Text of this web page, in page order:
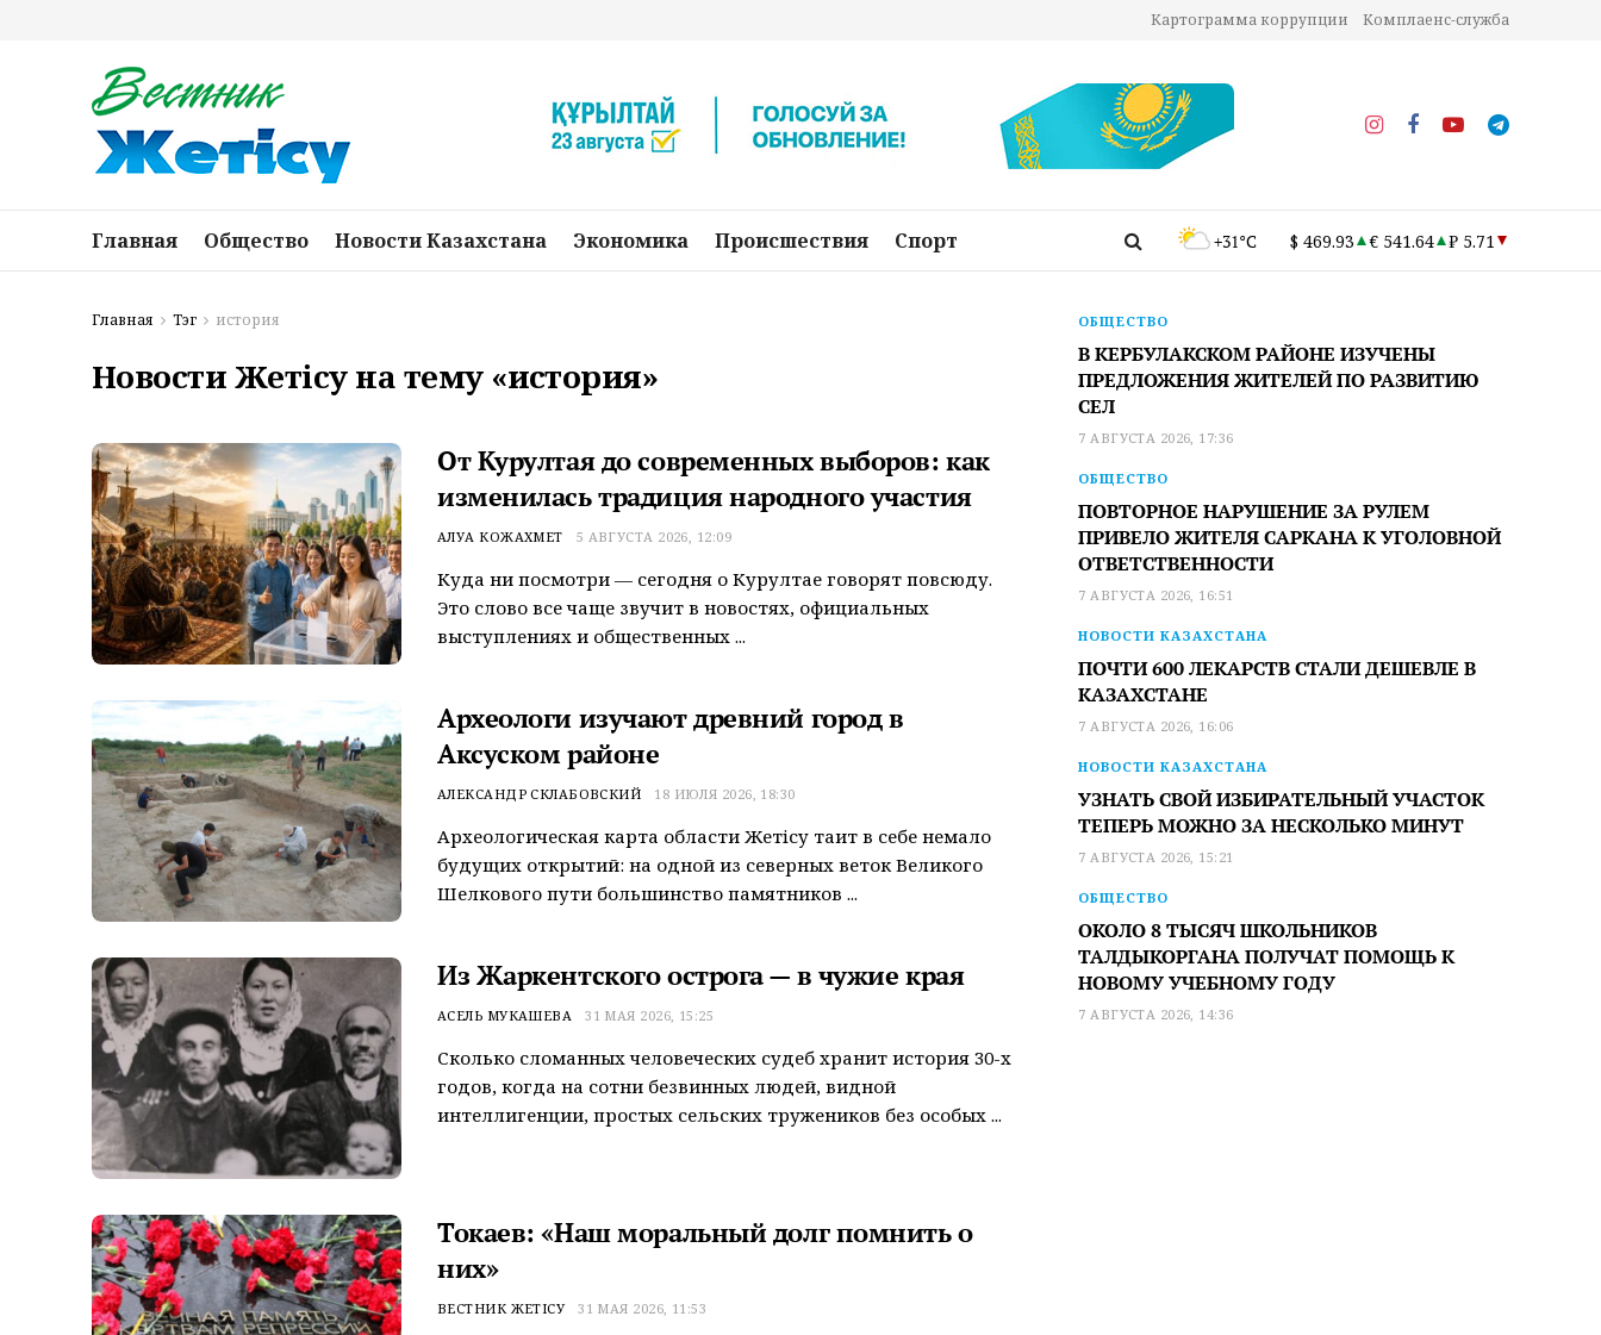
Картограмма коррупции Комплаенс-служба
Главная Общество Новости Казахстана Экономика Происшествия Спорт +31°C $ 469.93 € 541.64 ₽ 5.71
Главная Тэг история
Новости Жетісу на тему «история»
От Курултая до современных выборов: как
изменилась традиция народного участия
АЛУА КОЖАХМЕТ 5 АВГУСТА 2026, 12:09
Куда ни посмотри — сегодня о Курултае говорят повсюду.
Это слово все чаще звучит в новостях, официальных
выступлениях и общественных ...
Археологи изучают древний город в
Аксуском районе
АЛЕКСАНДР СКЛАБОВСКИЙ 18 ИЮЛЯ 2026, 18:30
Археологическая карта области Жетiсу таит в себе немало
будущих открытий: на одной из северных веток Великого
Шелкового пути большинство памятников ...
Из Жаркентского острога — в чужие края
АСЕЛЬ МУКАШЕВА 31 МАЯ 2026, 15:25
Сколько сломанных человеческих судеб хранит история 30-х
годов, когда на сотни безвинных людей, видной
интеллигенции, простых сельских тружеников без особых ...
Токаев: «Наш моральный долг помнить о
них»
ВЕСТНИК ЖЕТІСУ 31 МАЯ 2026, 11:53
ОБЩЕСТВО
В КЕРБУЛАКСКОМ РАЙОНЕ ИЗУЧЕНЫ
ПРЕДЛОЖЕНИЯ ЖИТЕЛЕЙ ПО РАЗВИТИЮ
СЕЛ
7 АВГУСТА 2026, 17:36
ОБЩЕСТВО
ПОВТОРНОЕ НАРУШЕНИЕ ЗА РУЛЕМ
ПРИВЕЛО ЖИТЕЛЯ САРКАНА К УГОЛОВНОЙ
ОТВЕТСТВЕННОСТИ
7 АВГУСТА 2026, 16:51
НОВОСТИ КАЗАХСТАНА
ПОЧТИ 600 ЛЕКАРСТВ СТАЛИ ДЕШЕВЛЕ В
КАЗАХСТАНЕ
7 АВГУСТА 2026, 16:06
НОВОСТИ КАЗАХСТАНА
УЗНАТЬ СВОЙ ИЗБИРАТЕЛЬНЫЙ УЧАСТОК
ТЕПЕРЬ МОЖНО ЗА НЕСКОЛЬКО МИНУТ
7 АВГУСТА 2026, 15:21
ОБЩЕСТВО
ОКОЛО 8 ТЫСЯЧ ШКОЛЬНИКОВ
ТАЛДЫКОРГАНА ПОЛУЧАТ ПОМОЩЬ К
НОВОМУ УЧЕБНОМУ ГОДУ
7 АВГУСТА 2026, 14:36